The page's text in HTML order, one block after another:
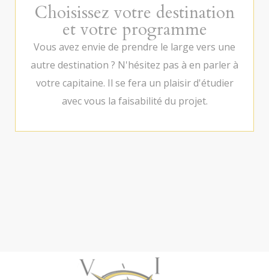
Choisissez votre destination
et votre programme
Vous avez envie de prendre le large vers une
autre destination ? N'hésitez pas à en parler à
votre capitaine. Il se fera un plaisir d'étudier
avec vous la faisabilité du projet.